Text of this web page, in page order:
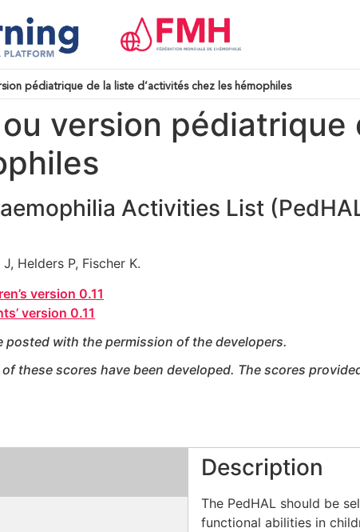
pédiatrique de la liste d’activités chez les hémophiles
version
Activities List
Helders P, Fischer K.
version 0.11
version 0.11
posted with the permission of the developers.
these scores have been developed. The scores
Description
The PedHAL should be
functional abilities in